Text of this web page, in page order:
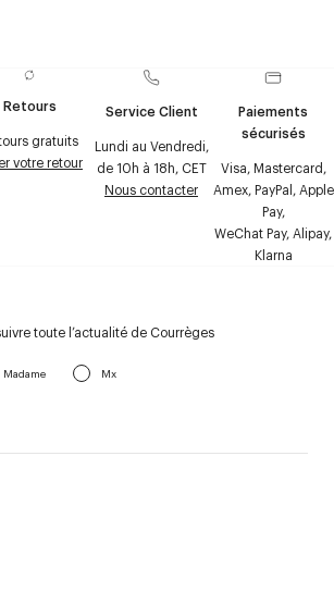
Retours
gratuits
votre retour
Service Client
Lundi au Vendredi,
de 10h à 18h, CET
Nous contacter
Paiements
sécurisés
Visa, Mastercard,
Amex, PayPal, Apple
Pay,
WeChat Pay, Alipay,
Klarna
toute l’actualité de Courrèges
Madame Mx